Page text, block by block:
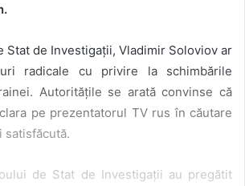
Stat de Investigații, Vladimir Soloviov ar
radicale cu privire la schimbările
Autoritățile se arată convinse că
pe prezentatorul TV rus în căutare
satisfăcută.
de Stat de Investigații au pregătit